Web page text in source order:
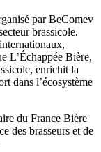
par BeComev
brassicole.
L’Échappée Bière,
enrichit la
dans l’écosystème
du France Bière
des brasseurs et de